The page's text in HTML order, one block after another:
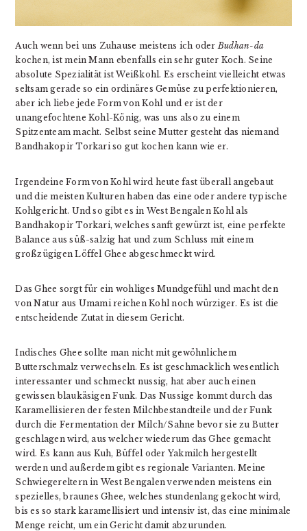
Auch wenn bei uns Zuhause meistens ich oderBudhan-da
kochen, ist mein Mann ebenfalls ein sehr guter Koch. Seine
absolute Spezialität ist Weißkohl. Es erscheint vielleicht etwas
seltsam gerade so ein ordinäres Gemüse zu perfektionieren,
aber ich liebe jede Form von Kohl und er ist der
unangefochtene Kohl-König, was uns also zu einem
Spitzenteam macht. Selbst seine Mutter gesteht das niemand
Bandhakopir Torkari so gut kochen kann wie er.
Irgendeine Form von Kohl wird heute fast überall angebaut
und die meisten Kulturen haben das eine oder andere typische
Kohlgericht. Und so gibt es in West Bengalen Kohl als
Bandhakopir Torkari, welches sanft gewürzt ist, eine perfekte
Balance aus süß-salzig hat und zum Schluss mit einem
großzügigen Löffel Ghee abgeschmeckt wird.
Das Ghee sorgt für ein wohliges Mundgefühl und macht den
von Natur aus Umami reichen Kohl noch würziger. Es ist die
entscheidende Zutat in diesem Gericht.
Indisches Ghee sollte man nicht mit gewöhnlichem
Butterschmalz verwechseln. Es ist geschmacklich wesentlich
interessanter und schmeckt nussig, hat aber auch einen
gewissen blaukäsigen Funk. Das Nussige kommt durch das
Karamellisieren der festen Milchbestandteile und der Funk
durch die Fermentation der Milch/Sahne bevor sie zu Butter
geschlagen wird, aus welcher wiederum das Ghee gemacht
wird. Es kann aus Kuh, Büffel oder Yakmilch hergestellt
werden und außerdem gibt es regionale Varianten. Meine
Schwiegereltern in West Bengalen verwenden meistens ein
spezielles, braunes Ghee, welches stundenlang gekocht wird,
bis es so stark karamellisiert und intensiv ist, das eine minimale
Menge reicht, um ein Gericht damit abzurunden.